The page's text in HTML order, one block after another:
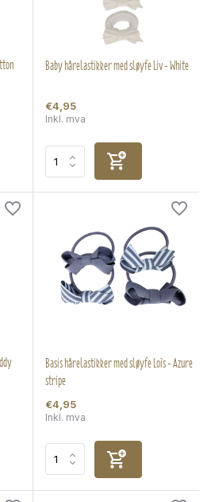
Baby hårelastikker med sløyfe Liv - White
€4,95
Inkl. mva
Basis hårelastikker med sløyfe Loïs - Azure
stripe
€4,95
Inkl. mva